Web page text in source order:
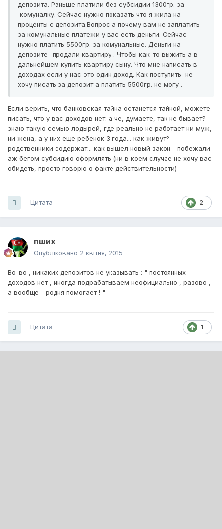
депозита. Раньше платили без субсидии 1300гр. за
комуналку. Сейчас нужно показать что я жила на
проценты с депозита.Вопрос а почему вам не заплатить
за комунальные платежи у вас есть деньги. Сейчас
нужно платить 5500гр. за комунальные. Деньги на
депозите -продали квартиру . Чтобы как-то выжить а в
дальнейшем купить квартиру сыну. Что мне написать в
доходах если у нас это один доход. Как поступить не
хочу писать за депозит а платить 5500гр. не могу .
Если верить, что банковская тайна останется тайной, можете
писать, что у вас доходов нет. а че, думаете, так не бывает?
знаю такую семью лодырей, где реально не работает ни муж,
ни жена, а у них еще ребенок 3 года... как живут?
родственники содержат... как вышел новый закон - побежали
аж бегом субсидию оформлять (ни в коем случае не хочу вас
обидеть, просто говорю о факте действительности)
2
Цитата
пших
Опубліковано 2 квітня, 2015
Во-во , никаких депозитов не указывать : " постоянных
доходов нет , иногда подрабатываем неофициально , разово ,
а вообще - родня помогает ! "
1
Цитата